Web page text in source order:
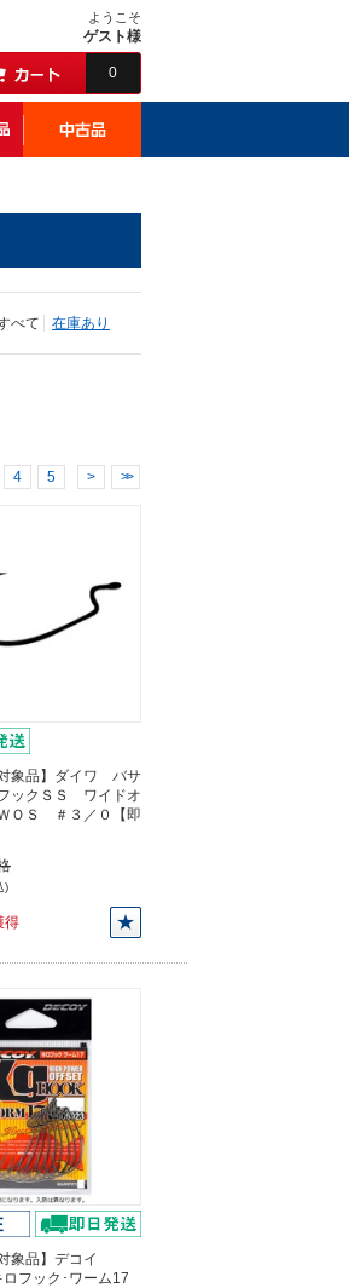
ようこそ
ゲスト様
0
べて 在庫あり
4 5 > >>
対象品】ダイワ バサ
ックＳＳ ワイドオ
ＯＳ ＃３／０【即
)
得
象品】デコイ
フック･ワーム17